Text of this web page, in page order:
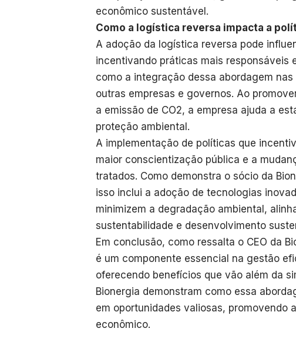
econômico sustentável.
Como a logística reversa impacta a
A adoção da logística reversa pode
incentivando práticas mais responsáveis
como a integração dessa abordagem
outras empresas e governos. Ao
a emissão de CO2, a empresa ajuda a
proteção ambiental.
A implementação de políticas que
maior conscientização pública e a
tratados. Como demonstra o sócio da
isso inclui a adoção de tecnologias
minimizem a degradação ambiental,
sustentabilidade e desenvolvimento
Em conclusão, como ressalta o CEO da
é um componente essencial na gestão
oferecendo benefícios que vão além da
Bionergia demonstram como essa
em oportunidades valiosas, promovendo
econômico.